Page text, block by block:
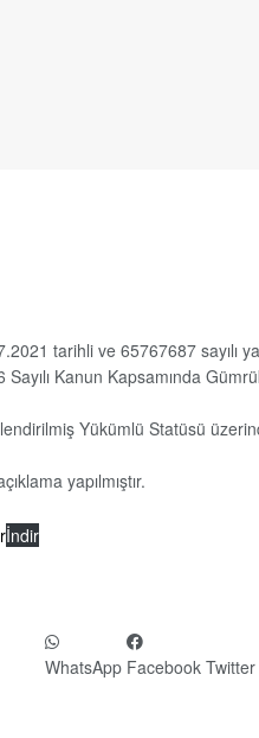
tarihli ve 65767687 sayılı
Kanun Kapsamında
Yükümlü Statüsü
yapılmıştır.
İndir
WhatsApp Facebook Twitter